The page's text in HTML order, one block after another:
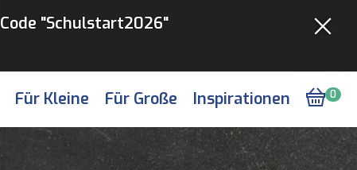
Für Kleine Für Große Inspirationen 0
"Schulstart2026"